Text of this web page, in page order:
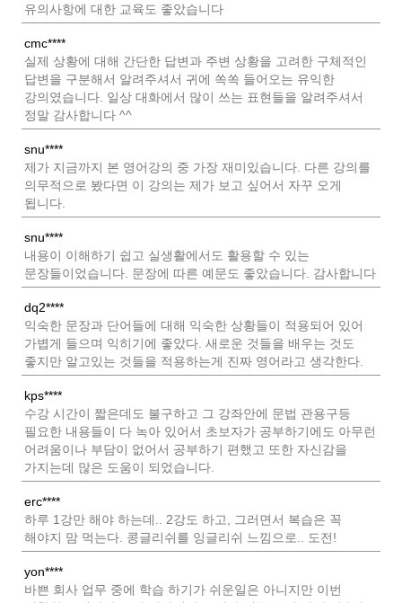
유의사항에 대한 교육도 좋았습니다
cmc****
실제 상황에 대해 간단한 답변과 주변 상황을 고려한 구체적인
답변을 구분해서 알려주셔서 귀에 쏙쏙 들어오는 유익한
강의였습니다. 일상 대화에서 많이 쓰는 표현들을 알려주셔서
정말 감사합니다 ^^
snu****
제가 지금까지 본 영어강의 중 가장 재미있습니다. 다른 강의를
의무적으로 봤다면 이 강의는 제가 보고 싶어서 자꾸 오게
됩니다.
snu****
내용이 이해하기 쉽고 실생활에서도 활용할 수 있는
문장들이었습니다. 문장에 따른 예문도 좋았습니다. 감사합니다
dq2****
익숙한 문장과 단어들에 대해 익숙한 상황들이 적용되어 있어
가볍게 들으며 익히기에 좋았다. 새로운 것들을 배우는 것도
좋지만 알고있는 것들을 적용하는게 진짜 영어라고 생각한다.
kps****
수강 시간이 짧은데도 불구하고 그 강좌안에 문법 관용구등
필요한 내용들이 다 녹아 있어서 초보자가 공부하기에도 아무런
어려움이나 부담이 없어서 공부하기 편했고 또한 자신감을
가지는데 많은 도움이 되었습니다.
erc****
하루 1강만 해야 하는데.. 2강도 하고, 그러면서 복습은 꼭
해야지 맘 먹는다. 콩글리쉬를 잉글리쉬 느낌으로.. 도전!
yon****
바쁜 회사 업무 중에 학습 하기가 쉬운일은 아니지만 이번